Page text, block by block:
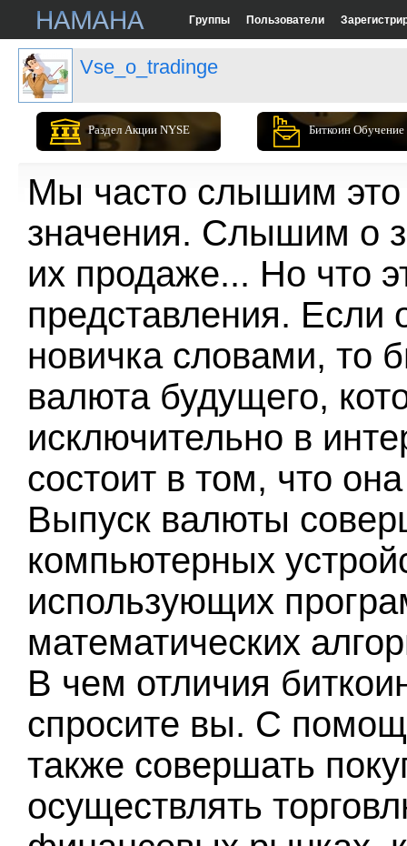
Группы Пользователи
Vse_o_tradinge
Раздел Акции NYSE Биткоин Обучение
Мы часто слышим
значения. Слышим о
их продаже... Но что
представления. Если
новичка словами, то
валюта будущего,
исключительно в
состоит в том, что
Выпуск валюты
компьютерных
использующих
математических
В чем отличия
спросите вы. С
также совершать
осуществлять